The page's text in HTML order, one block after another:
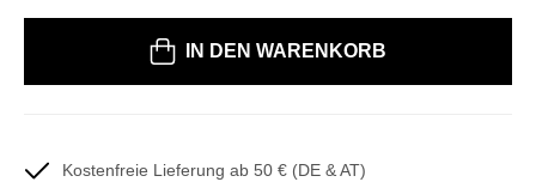
IN DEN WARENKORB
Kostenfreie Lieferung ab 50 € (DE & AT)